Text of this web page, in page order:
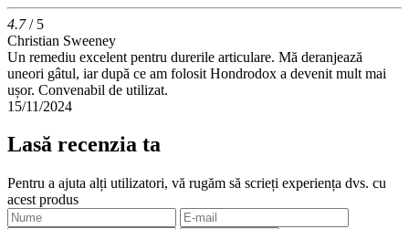
4.7/ 5
Christian Sweeney
Un remediu excelent pentru durerile articulare. Mă deranjează
uneori gâtul, iar după ce am folosit Hondrodox a devenit mult mai
ușor. Convenabil de utilizat.
15/11/2024
Lasă recenzia ta
Pentru a ajuta alți utilizatori, vă rugăm să scrieți experiența dvs. cu
acest produs